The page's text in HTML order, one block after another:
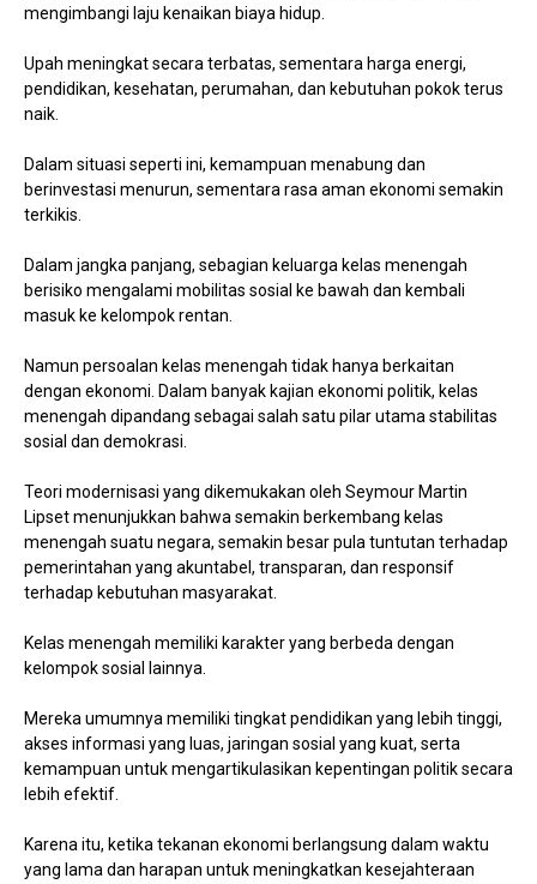
mengimbangi laju kenaikan biaya hidup.
Upah meningkat secara terbatas, sementara harga energi,
pendidikan, kesehatan, perumahan, dan kebutuhan pokok terus
naik.
Dalam situasi seperti ini, kemampuan menabung dan
berinvestasi menurun, sementara rasa aman ekonomi semakin
terkikis.
Dalam jangka panjang, sebagian keluarga kelas menengah
berisiko mengalami mobilitas sosial ke bawah dan kembali
masuk ke kelompok rentan.
Namun persoalan kelas menengah tidak hanya berkaitan
dengan ekonomi. Dalam banyak kajian ekonomi politik, kelas
menengah dipandang sebagai salah satu pilar utama stabilitas
sosial dan demokrasi.
Teori modernisasi yang dikemukakan oleh Seymour Martin
Lipset menunjukkan bahwa semakin berkembang kelas
menengah suatu negara, semakin besar pula tuntutan terhadap
pemerintahan yang akuntabel, transparan, dan responsif
terhadap kebutuhan masyarakat.
Kelas menengah memiliki karakter yang berbeda dengan
kelompok sosial lainnya.
Mereka umumnya memiliki tingkat pendidikan yang lebih tinggi,
akses informasi yang luas, jaringan sosial yang kuat, serta
kemampuan untuk mengartikulasikan kepentingan politik secara
lebih efektif.
Karena itu, ketika tekanan ekonomi berlangsung dalam waktu
yang lama dan harapan untuk meningkatkan kesejahteraan